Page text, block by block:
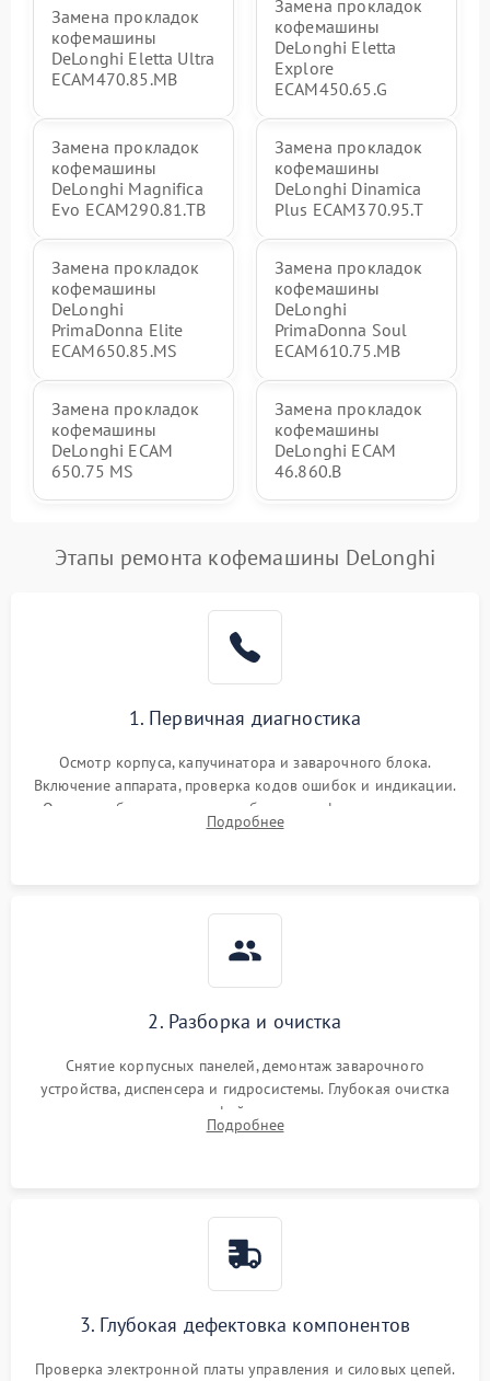
Замена прокладок
кофемашины
DeLonghi Eletta Ultra
ECAM470.85.MB
Замена прокладок
кофемашины
DeLonghi Eletta
Explore
ECAM450.65.G
Замена прокладок
кофемашины
DeLonghi Magnifica
Evo ECAM290.81.TB
Замена прокладок
кофемашины
DeLonghi Dinamica
Plus ECAM370.95.T
Замена прокладок
кофемашины
DeLonghi
PrimaDonna Elite
ECAM650.85.MS
Замена прокладок
кофемашины
DeLonghi
PrimaDonna Soul
ECAM610.75.MB
Замена прокладок
кофемашины
DeLonghi ECAM
650.75 MS
Замена прокладок
кофемашины
DeLonghi ECAM
46.860.B
Этапы ремонта кофемашины DeLonghi
1. Первичная диагностика
Осмотр корпуса, капучинатора и заварочного блока.
Включение аппарата, проверка кодов ошибок и индикации.
Оценка работы помпы, термоблока и кофемолки на слух.
Измерение температуры и давления воды для выявления
Подробнее
2. Разборка и очистка
Снятие корпусных панелей, демонтаж заварочного
устройства, диспенсера и гидросистемы. Глубокая очистка
внутренних узлов от кофейных масел, жмыха и накипи.
Промывка дренажных каналов и фильтров с использованием
Подробнее
3. Глубокая дефектовка компонентов
Проверка электронной платы управления и силовых цепей.